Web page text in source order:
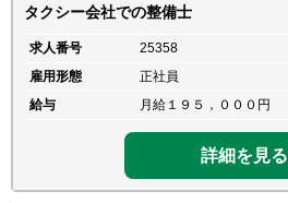
タクシー会社での整備士
求人番号
25358
雇用形態
正社員
給与
月給１９５，０００円
詳細を見る